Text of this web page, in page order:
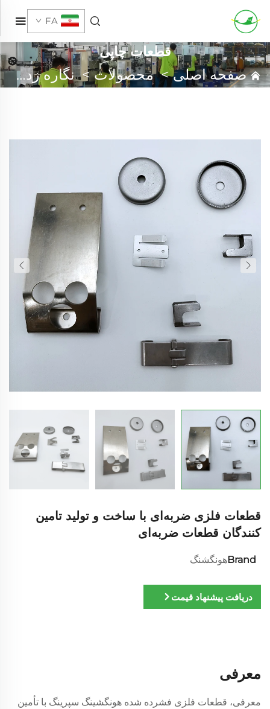
FA
قطعات چاپی
صفحه اصلی>محصولات>نگاره زدن فلزی
قطعات فلزی ضربه‌ای با ساخت و تولید تامین
کنندگان قطعات ضربه‌ای
Brandهونگشنگ
دریافت پیشنهاد قیمت
معرفی
معرفی، قطعات فلزی فشرده شده هونگشینگ سپرینگ با تأمین